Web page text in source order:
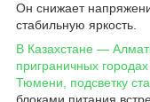
Он снижает
стабильную яркость.
В Казахстане —
приграничных
Тюмени, подсветку